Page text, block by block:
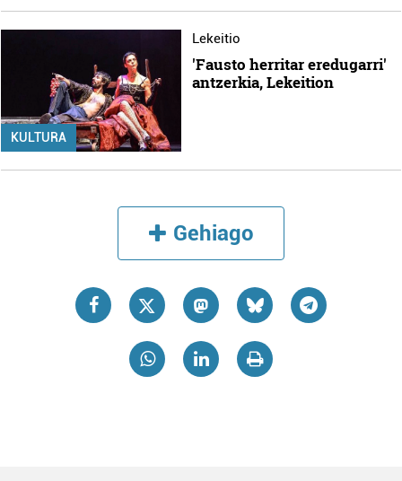
KULTURA
Lekeitio
'Fausto herritar eredugarri'
antzerkia, Lekeition
Gehiago